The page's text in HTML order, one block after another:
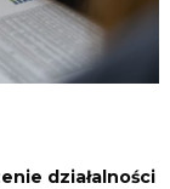
działalności